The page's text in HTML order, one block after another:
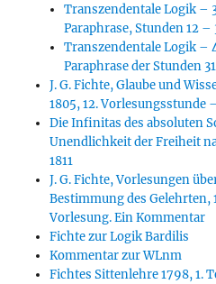
Transzendentale Logik –
Paraphrase, Stunden 12 –
Transzendentale Logik –
Paraphrase der Stunden
J. G. Fichte, Glaube und
1805, 12. Vorlesungsstunde
Die Infinitas des absoluten
Unendlichkeit der Freiheit
1811
J. G. Fichte, Vorlesungen
Bestimmung des Gelehrten,
Vorlesung. Ein Kommentar
Fichte zur Logik Bardilis
Kommentar zur WLnm
Fichtes Sittenlehre 1798, 1.